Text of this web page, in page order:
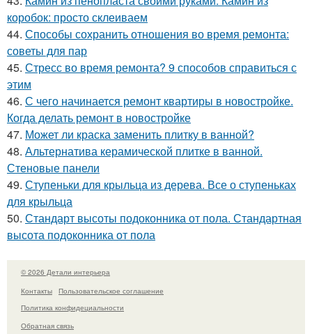
коробок: просто склеиваем
44. Способы сохранить отношения во время ремонта:
советы для пар
45. Стресс во время ремонта? 9 способов справиться с
этим
46. С чего начинается ремонт квартиры в новостройке.
Когда делать ремонт в новостройке
47. Может ли краска заменить плитку в ванной?
48. Альтернатива керамической плитке в ванной.
Стеновые панели
49. Ступеньки для крыльца из дерева. Все о ступеньках
для крыльца
50. Стандарт высоты подоконника от пола. Стандартная
высота подоконника от пола
© 2026 Детали интерьера
Контакты
Пользовательское соглашение
Политика конфидециальности
Обратная связь